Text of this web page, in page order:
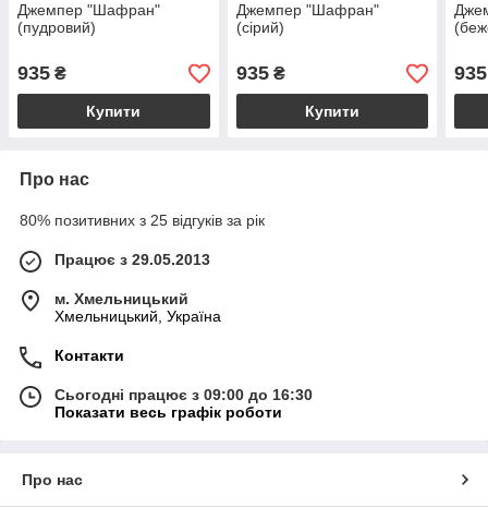
Джемпер "Шафран"
(пудровий)
935 ₴
Купити
Джемпер "Шафран"
(сірий)
935₴
Купити
935
Про нас
80% позитивних з 25 відгуків за рік
Працює з 29.05.2013
м. Хмельницький
Хмельницький, Україна
Контакти
Сьогодні працює з 09:00 до 16:30
Показати весь графік роботи
Про нас